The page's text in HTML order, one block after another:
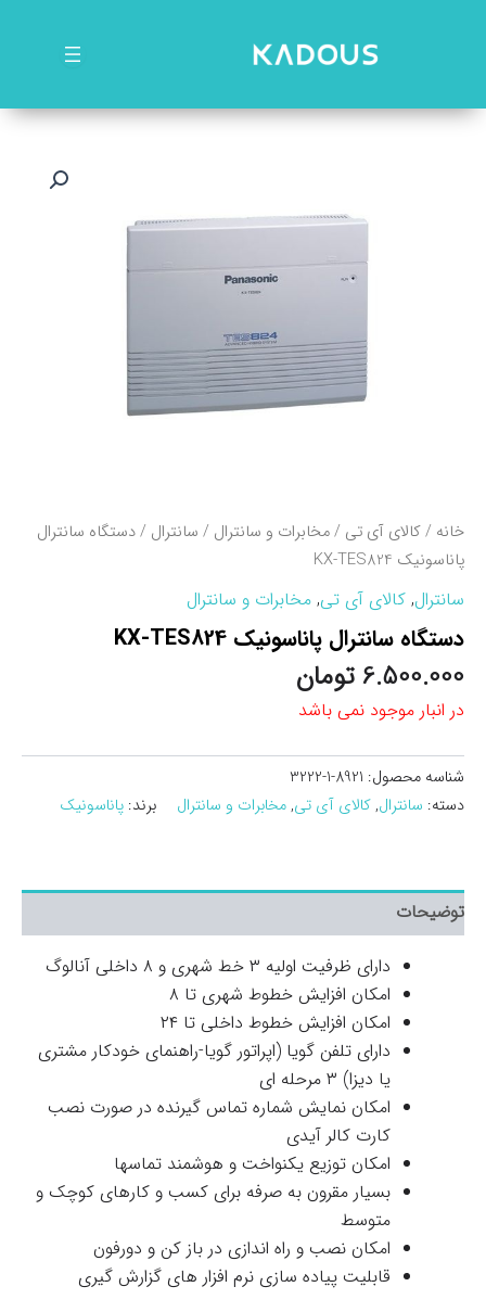
خانه /کالای آی تی /مخابرات و سانترال / سانترال / دستگاه سانترال
پاناسونیک KX-TES824
سانترال, کالای آی تی, مخابرات و سانترال
دستگاه سانترال پاناسونیک KX-TES824
6.500.000تومان
در انبار موجود نمی باشد
شناسه محصول: 8921-1-3222
دسته: سانترال,کالای آی تی,مخابرات و سانترال برند: پاناسونیک
توضیحات
دارای ظرفیت اولیه ۳ خط شهری و ۸ داخلی آنالوگ
امکان افزایش خطوط شهری تا ۸
امکان افزایش خطوط داخلی تا ۲۴
دارای تلفن گویا (اپراتور گویا-راهنمای خودکار مشتری
یا دیزا) ۳ مرحله ای
امکان نمایش شماره تماس گیرنده در صورت نصب
کارت کالر آیدی
امکان توزیع یکنواخت و هوشمند تماسها
بسیار مقرون به صرفه برای کسب و کارهای کوچک و
متوسط
امکان نصب و راه اندازی در باز کن و دورفون
قابلیت پیاده سازی نرم افزار های گزارش گیری